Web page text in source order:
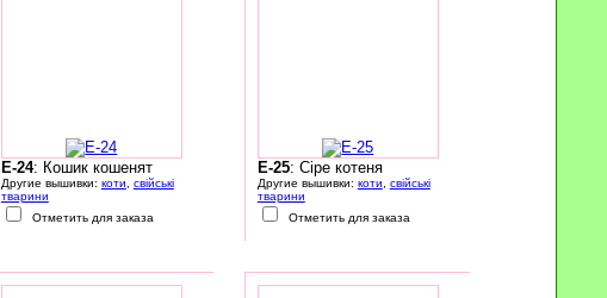
E-24: Кошик кошенят
Другие вышивки: коти
свійські
тварини
Отметить для заказа
E-25: Сіре котеня
Другие вышивки: коти
свійські
тварини
Отметить для заказа